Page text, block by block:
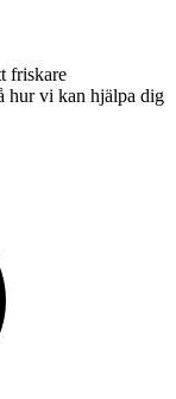
friskare
hur vi kan hjälpa dig